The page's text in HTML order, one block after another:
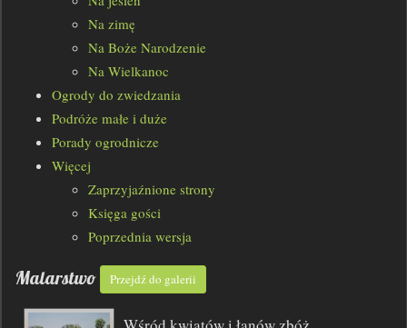
Na zimę
Na Boże Narodzenie
Na Wielkanoc
Ogrody do zwiedzania
Podróże małe i duże
Porady ogrodnicze
Więcej
Zaprzyjaźnione strony
Księga gości
Poprzednia wersja
Malarstwo Przejdź do galerii